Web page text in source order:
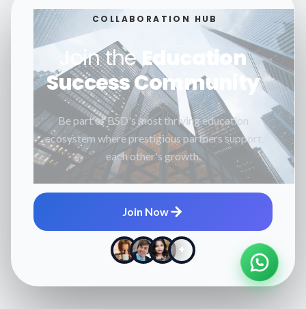
COLLABORATION HUB
Join theEducation
Success Community
Be part of BSD's most thriving education
ecosystem where prestigious partners support
each other's growth.
Join Now
+